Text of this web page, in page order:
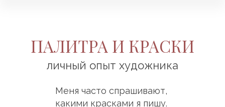
ПАЛИТРА И КРАСКИ
личный опыт художника
Меня часто спрашивают,
какими красками я пишу.